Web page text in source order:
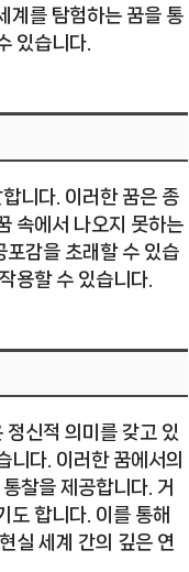
계를 탐험하는 꿈을 통
있습니다.
니다. 이러한 꿈은 종
속에서 나오지 못하는
포감을 초래할 수 있습
용할 수 있습니다.
신적 의미를 갖고 있
니다. 이러한 꿈에서의
찰을 제공합니다. 거
도 합니다. 이를 통해
실 세계 간의 깊은 연